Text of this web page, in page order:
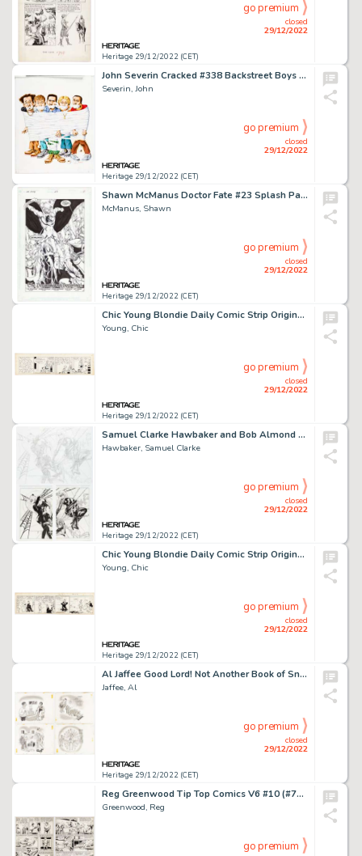
Heritage 29/12/2022 (CET)
closed
29/12/2022
go premium
John Severin Cracked #338 Backstreet Boys Cover Original Art (Globe Communications, 1999)....
Severin, John
Heritage 29/12/2022 (CET)
closed
29/12/2022
go premium
Shawn McManus Doctor Fate #23 Splash Page 5 Original Art (DC, 1990)....
McManus, Shawn
Heritage 29/12/2022 (CET)
closed
29/12/2022
go premium
Chic Young Blondie Daily Comic Strip Original Art dated 8-28-31 (King Feature Syndicate, 1931)....
Young, Chic
Heritage 29/12/2022 (CET)
closed
29/12/2022
go premium
Samuel Clarke Hawbaker and Bob Almond Amazing Spider-Man #194 "One-Minute-Later" Wraparound Cover Original Art Gro... (Total: 3 Original Art)
Hawbaker, Samuel Clarke
Heritage 29/12/2022 (CET)
closed
29/12/2022
go premium
Chic Young Blondie Daily Comic Strip Original Art dated 6-8-31 (King Feature Syndicate, 1931)....
Young, Chic
Heritage 29/12/2022 (CET)
closed
29/12/2022
go premium
Al Jaffee Good Lord! Not Another Book of Snappy Answers to Stupid Questions Story Pages 8-11 & 14-17 Original Art ... (Total: 4 Original Art)
Jaffee, Al
Heritage 29/12/2022 (CET)
closed
29/12/2022
go premium
Reg Greenwood Tip Top Comics V6 #10 (#70) Near Complete Story Original Art Group of 6 (United Feature, 1942).... (Total: 6 Original Art)
Greenwood, Reg
go premium